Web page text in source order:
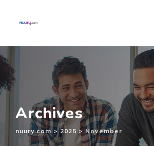
Archives
nuury.com >2025 >November